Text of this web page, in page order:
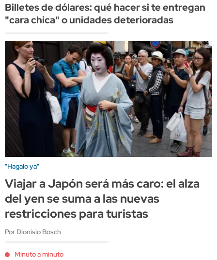
Billetes de dólares: qué hacer si te entregan
"cara chica" o unidades deterioradas
"Hagalo ya"
Viajar a Japón será más caro: el alza
del yen se suma a las nuevas
restricciones para turistas
Por Dionisio Bosch
Minuto a minuto